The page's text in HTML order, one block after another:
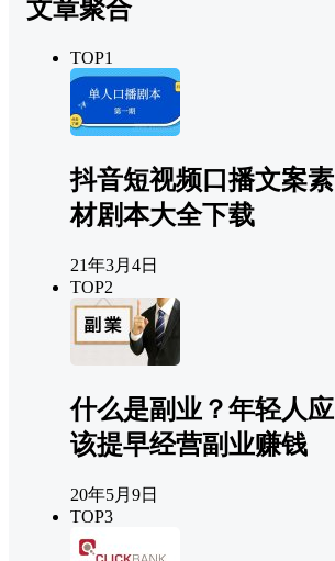
文章聚合
TOP1
抖音短视频口播文案素
材剧本大全下载
21年3月4日
TOP2
什么是副业？年轻人应
该提早经营副业赚钱
20年5月9日
TOP3